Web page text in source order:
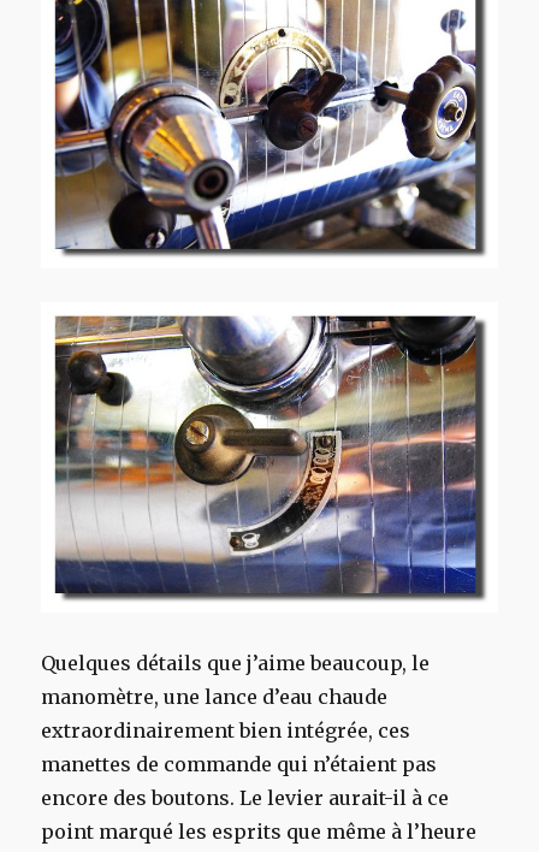
Quelques détails que j’aime beaucoup, le
manomètre, une lance d’eau chaude
extraordinairement bien intégrée, ces
manettes de commande qui n’étaient pas
encore des boutons. Le levier aurait-il à ce
point marqué les esprits que même à l’heure